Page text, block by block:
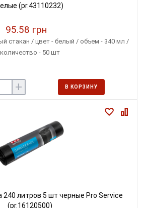
(pr.43110232)
95.58 грн
стакан / цвет - белый / объем - 340 мл /
количество - 50 шт
+ В КОРЗИНУ
240 литров 5 шт черные Pro Service
(pr.16120500)